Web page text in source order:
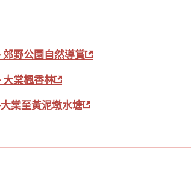
野公園自然導賞
大棠楓香林
棠至黃泥墩水塘